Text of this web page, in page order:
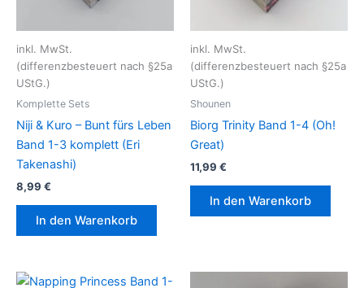
inkl. MwSt.
(differenzbesteuert nach §25a
UStG.)
Komplette Sets
Niji & Kuro – Bunt fürs Leben
Band 1-3 komplett (Eri
Takenashi)
8,99 €
In den Warenkorb
inkl. MwSt.
(differenzbesteuert nach §25a
UStG.)
Shounen
Biorg Trinity Band 1-4 (Oh!
Great)
11,99 €
In den Warenkorb